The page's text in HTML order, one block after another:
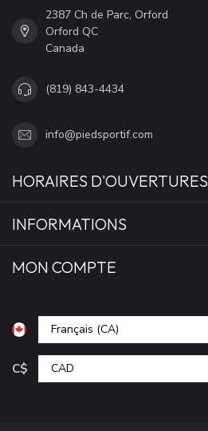
2387 Ch de Parc, Orford
Orford QC
Canada
(819) 843-4434
info@piedsportif.com
HORAIRES D'OUVERTURES
INFORMATIONS
MON COMPTE
C$